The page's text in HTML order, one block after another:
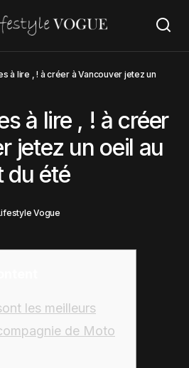
été
à lire , ! à créer à Vancouver jetez un
à lire , ! à créer
jetez un oeil au
du été
Vogue
les meilleurs
de Moto